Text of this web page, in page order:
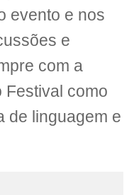
evento e nos
e
com a
Festival como
de linguagem e